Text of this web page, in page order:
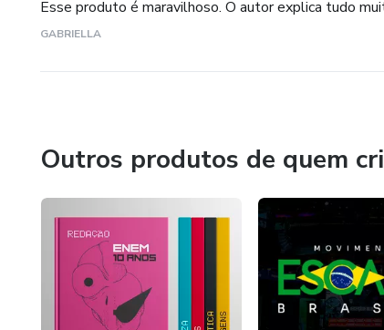
Esse produto é maravilhoso. O autor explica tudo
GABRIELLA
Outros produtos de quem